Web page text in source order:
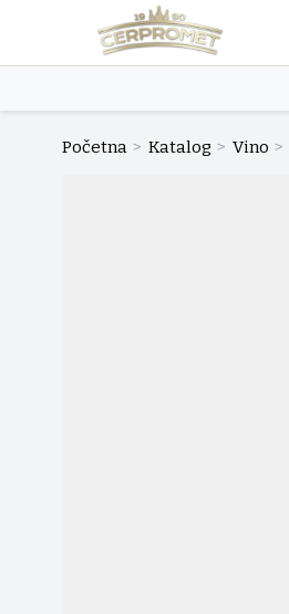
Početna > Katalog > Vino >